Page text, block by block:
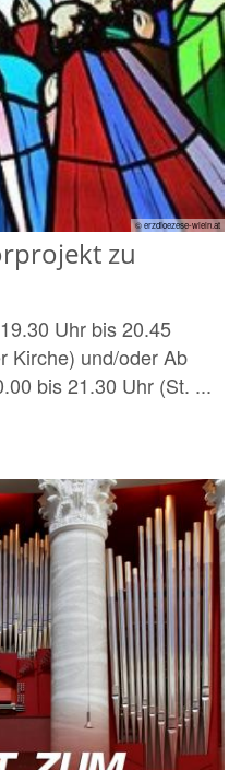
© erzdioezese-wiein.at
zu
Uhr bis 20.45
Kirche) und/oder Ab
bis 21.30 Uhr (St. ...